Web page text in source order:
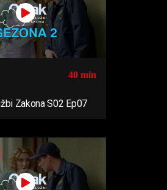
40 min
Zakona S02 Ep07